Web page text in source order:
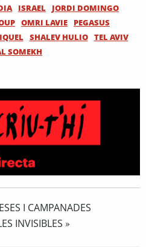
ISRAEL
JORDI DOMINGO
OMRI LAVIE
PEGASUS
SHALEV HULIO TEL AVIV
SOMEKH
I CAMPANADES
INVISIBLES »